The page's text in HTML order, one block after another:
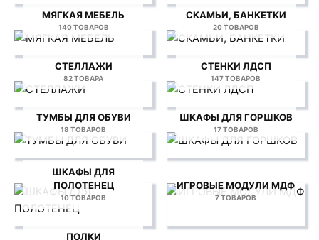
МЯГКАЯ МЕБЕЛЬ
140 ТОВАРОВ
СКАМЬИ, БАНКЕТКИ
20 ТОВАРОВ
СТЕЛЛАЖИ
82 ТОВАРА
СТЕНКИ ЛДСП
147 ТОВАРОВ
ТУМБЫ ДЛЯ ОБУВИ
18 ТОВАРОВ
ШКАФЫ ДЛЯ ГОРШКОВ
17 ТОВАРОВ
ШКАФЫ ДЛЯ
ПОЛОТЕНЕЦ
10 ТОВАРОВ
ИГРОВЫЕ МОДУЛИ МДФ
7 ТОВАРОВ
ПОЛКИ